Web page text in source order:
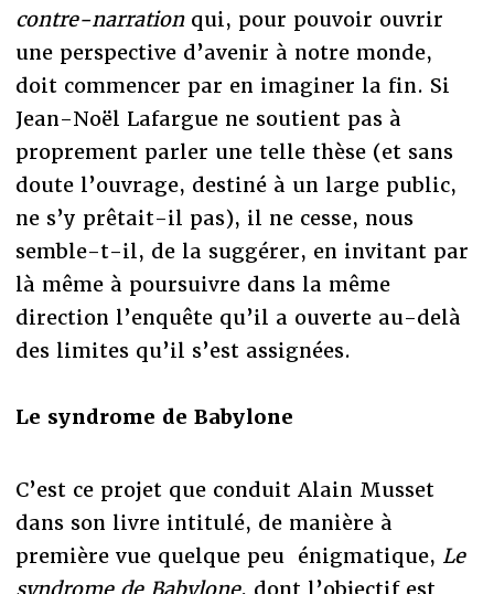
contre-narrationqui, pour pouvoir ouvrir
une perspective d’avenir à notre monde,
doit commencer par en imaginer la fin. Si
Jean-Noël Lafargue ne soutient pas à
proprement parler une telle thèse (et sans
doute l’ouvrage, destiné à un large public,
ne s’y prêtait-il pas), il ne cesse, nous
semble-t-il, de la suggérer, en invitant par
là même à poursuivre dans la même
direction l’enquête qu’il a ouverte au-delà
des limites qu’il s’est assignées.
Le syndrome de Babylone
C’est ce projet que conduit Alain Musset
dans son livre intitulé, de manière à
première vue quelque peu énigmatique, Le
syndrome de Babylone, dont l’objectif est